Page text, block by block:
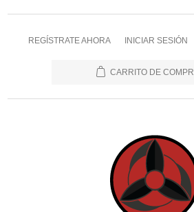
REGÍSTRATE AHORA INICIAR SESIÓN
CARRITO DE